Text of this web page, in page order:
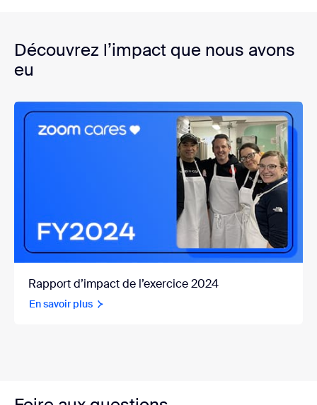
Découvrez l’impact que nous avons
eu
Rapport d’impact de l’exercice 2024
En savoir plus